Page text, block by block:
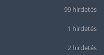
99 hirdetés
1 hirdetés
2 hirdetés